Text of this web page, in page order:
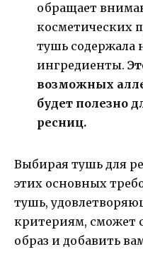
обращает
косметических
тушь содержала
ингредиенты.
возможных
будет полезно
ресниц.
Выбирая тушь для
этих основных
тушь,
критериям, сможет
образ и добавить